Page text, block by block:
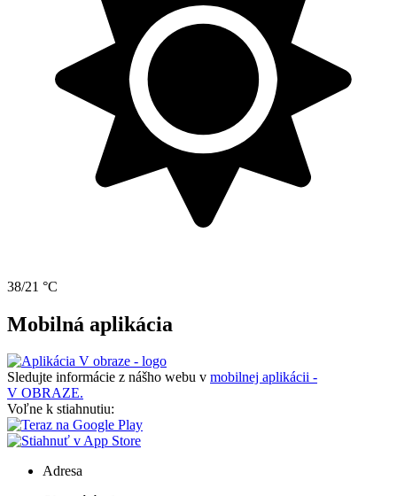
38/21 °C
Mobilná aplikácia
Sledujte informácie z nášho webu v mobilnej aplikácii -
V OBRAZE.
Voľne k stiahnutiu:
Adresa